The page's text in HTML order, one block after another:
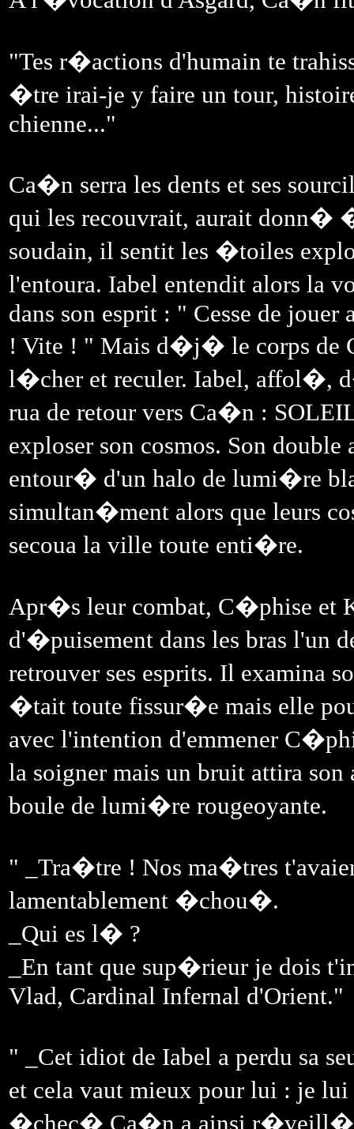
"Tes r�actions d'humain te
�tre irai-je y faire un tour,
chienne..."
Ca�n serra les dents et ses
qui les recouvrait, aurait donn�
soudain, il sentit les �toiles
l'entoura. Iabel entendit alors la
dans son esprit : " Cesse de
! Vite ! " Mais d�j� le corps de
l�cher et reculer. Iabel, affol�,
rua de retour vers Ca�n :
exploser son cosmos. Son
entour� d'un halo de lumi�re
simultan�ment alors que leurs
secoua la ville toute enti�re.
Apr�s leur combat, C�phise
d'�puisement dans les bras
retrouver ses esprits. Il examina
�tait toute fissur�e mais elle
avec l'intention d'emmener
la soigner mais un bruit attira
boule de lumi�re rougeoyante.
" _Tra�tre ! Nos ma�tres
lamentablement �chou�.
_Qui es l� ?
_En tant que sup�rieur je dois
Vlad, Cardinal Infernal d'Orient."
" _Cet idiot de Iabel a perdu sa
et cela vaut mieux pour lui : je
�chec� Ca�n a ainsi r�veill�